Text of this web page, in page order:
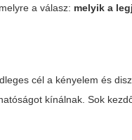
a válasz: melyik a
cél a kényelem és
kínálnak. Sok